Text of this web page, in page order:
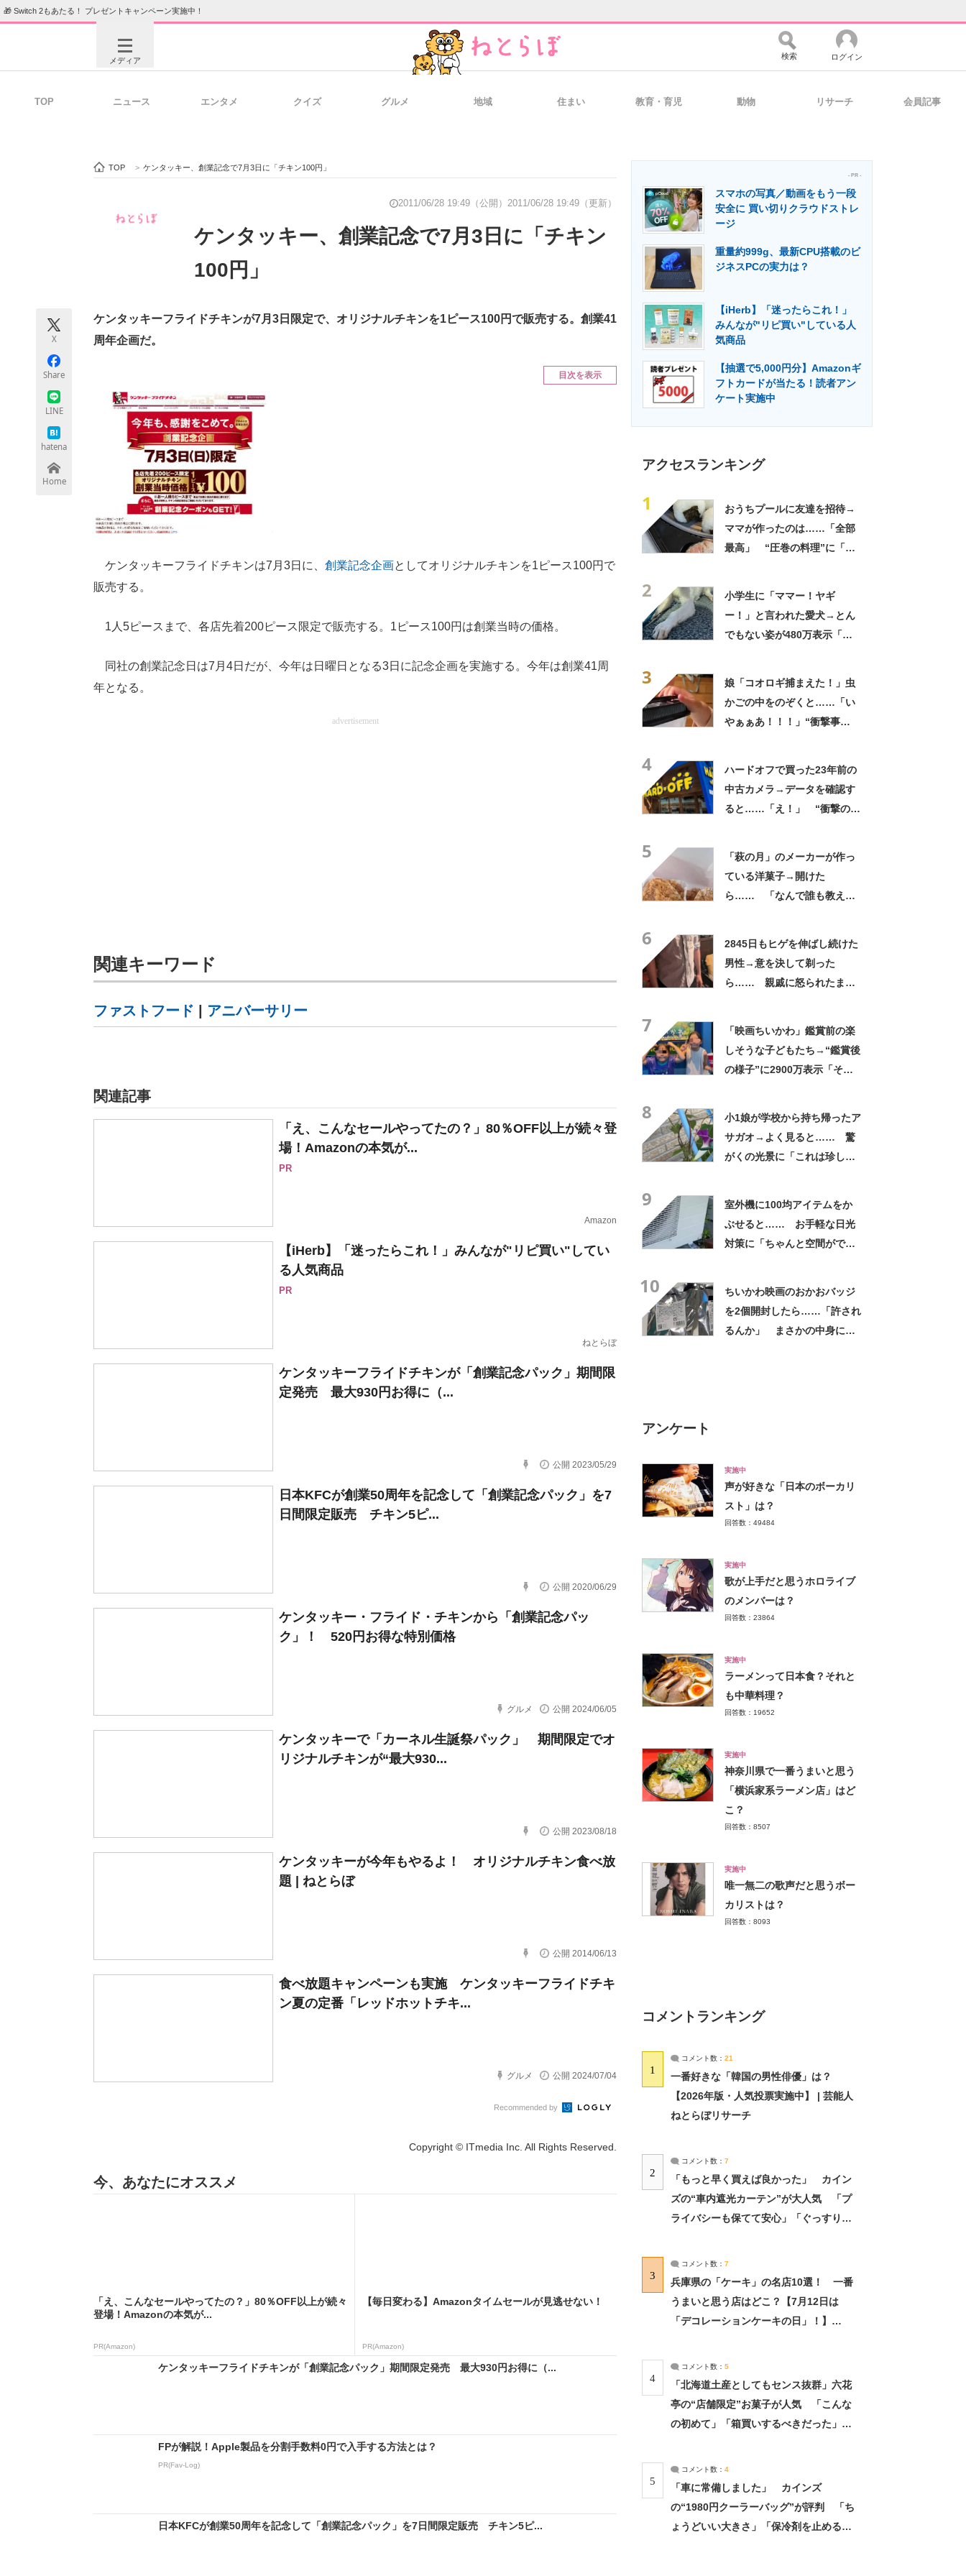
🎁 Switch 2もあたる！ プレゼントキャンペーン実施中！
メディア
経営リーダーのコミュニティ マーケ×ITの今がよく分かる
ITエンジニア向け専門サイト 製造業のIT導入・活用を支援
エネルギーの専門メディア 建設×テクノロジーの最前線
ちょっと気になるネットの話題
検索 ログイン
TOP ニュース エンタメ クイズ グルメ 地域 住まい 教育・育児 動物 リサーチ 会員記事
TOP > ケンタッキー、創業記念で7月3日に「チキン100円」
2011/06/28 19:49（公開） 2011/06/28 19:49（更新）
ケンタッキー、創業記念で7月3日に「チキン
100円」
X
Share
LINE
hatena
Home
ケンタッキーフライドチキンが7月3日限定で、オリジナルチキンを1ピース100円で販売する。創業41
周年企画だ。
目次を表示
ケンタッキーフライドチキンは7月3日に、 創業記念企画としてオリジナルチキンを1ピース100円で
販売する。
1人5ピースまで、各店先着200ピース限定で販売する。1ピース100円は創業当時の価格。
同社の創業記念日は7月4日だが、今年は日曜日となる3日に記念企画を実施する。今年は創業41周
年となる。
advertisement
関連キーワード
ファストフード アニバーサリー
関連記事
「え、こんなセールやってたの？」80％OFF以上が続々登
場！Amazonの本気が...
PR
Amazon
【iHerb】「迷ったらこれ！」みんなが"リピ買い"してい
る人気商品
PR
ねとらぼ
ケンタッキーフライドチキンが「創業記念パック」期間限
定発売 最大930円お得に（...
公開 2023/05/29
日本KFCが創業50周年を記念して「創業記念パック」を7
日間限定販売 チキン5ピ...
公開 2020/06/29
ケンタッキー・フライド・チキンから「創業記念パッ
ク」！ 520円お得な特別価格
グルメ 公開 2024/06/05
ケンタッキーで「カーネル生誕祭パック」 期間限定でオ
リジナルチキンが“最大930...
公開 2023/08/18
ケンタッキーが今年もやるよ！ オリジナルチキン食べ放
題 | ねとらぼ
公開 2014/06/13
食べ放題キャンペーンも実施 ケンタッキーフライドチキ
ン夏の定番「レッドホットチキ...
グルメ 公開 2024/07/04
Recommended by
Copyright © ITmedia Inc. All Rights Reserved.
今、あなたにオススメ
「え、こんなセールやってたの？」80％OFF以上が続々
登場！Amazonの本気が...
PR(Amazon)
【毎日変わる】Amazonタイムセールが見逃せない！
PR(Amazon)
ケンタッキーフライドチキンが「創業記念パック」期間限定発売 最大930円お得に（...
FPが解説！Apple製品を分割手数料0円で入手する方法とは？
PR(Fav-Log)
日本KFCが創業50周年を記念して「創業記念パック」を7日間限定販売 チキン5ピ...
- PR -
スマホの写真／動画をもう一段
安全に 買い切りクラウドストレ
ージ
重量約999g、最新CPU搭載のビ
ジネスPCの実力は？
【iHerb】「迷ったらこれ！」
みんなが"リピ買い"している人
気商品
【抽選で5,000円分】Amazonギ
フトカードが当たる！読者アン
ケート実施中
アクセスランキング
1
おうちプールに友達を招待→
ママが作ったのは……「全部
最高」 “圧巻の料理”に「う
2
小学生に「ママー！ヤギ
ー！」と言われた愛犬→とん
でもない姿が480万表示「ど
3
娘「コオロギ捕まえた！」虫
かごの中をのぞくと……「い
やぁぁあ！！！」“衝撃事
4
ハードオフで買った23年前の
中古カメラ→データを確認す
ると……「え！」 “衝撃の中
5
「萩の月」のメーカーが作っ
ている洋菓子→開けた
ら…… 「なんで誰も教えて
6
2845日もヒゲを伸ばし続けた
男性→意を決して剃った
ら…… 親戚に怒られたまさ
7
「映画ちいかわ」鑑賞前の楽
しそうな子どもたち→“鑑賞後
の様子”に2900万表示「そう
8
小1娘が学校から持ち帰ったア
サガオ→よく見ると…… 驚
がくの光景に「これは珍し
9
室外機に100均アイテムをか
ぶせると…… お手軽な日光
対策に「ちゃんと空間ができ
10
ちいかわ映画のおかおバッジ
を2個開封したら……「許され
るんか」 まさかの中身に
アンケート
実施中
声が好きな「日本のボーカリ
スト」は？
回答数：49484
実施中
歌が上手だと思うホロライブ
のメンバーは？
回答数：23864
実施中
ラーメンって日本食？それと
も中華料理？
回答数：19652
実施中
神奈川県で一番うまいと思う
「横浜家系ラーメン店」はど
こ？
回答数：8507
実施中
唯一無二の歌声だと思うボー
カリストは？
回答数：8093
コメントランキング
1
コメント数： 21
一番好きな「韓国の男性俳優」は？
【2026年版・人気投票実施中】 | 芸能人
ねとらぼリサーチ
2
コメント数： 7
「もっと早く買えば良かった」 カイン
ズの“車内遮光カーテン”が大人気 「プ
ライバシーも保てて安心」「ぐっすり眠
3
コメント数： 7
兵庫県の「ケーキ」の名店10選！ 一番
うまいと思う店はどこ？【7月12日は
「デコレーションケーキの日」！】
4
コメント数： 5
「北海道土産としてもセンス抜群」六花
亭の“店舗限定”お菓子が人気 「こんな
の初めて」「箱買いするべきだった」
5
コメント数： 4
「車に常備しました」 カインズ
の“1980円クーラーバッグ”が評判 「ち
ょうどいい大きさ」「保冷剤を止めるベ